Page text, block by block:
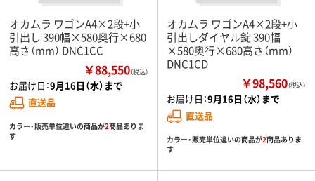
オカムラ ワゴンA4×2段+小
引出し 390幅×580奥行×680
高さ（mm） DNC1CC
￥88,550（税込）
お届け日：9月16日（水）まで
直送品
カラー・販売単位違いの商品が2商品ありま
す
オカムラ ワゴンA4×2段+小
引出しダイヤル錠 390幅
×580奥行×680高さ（mm）
DNC1CD
￥98,560（税込）
お届け日：9月16日（水）まで
直送品
カラー・販売単位違いの商品が2商品ありま
す